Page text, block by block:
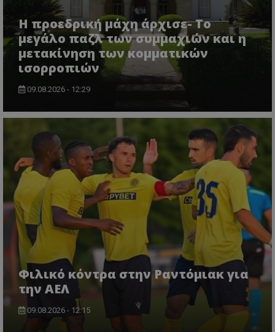
Η προεδρική μάχη άρχισε- Το
μεγάλο παζλ των συμμαχιών και η
μετακίνηση των κομματικών
ισορροπιών
09.08.2026 - 12:29
Φιλικό κόντρα στην Ραντόμιακ για
την ΑΕΛ
09.08.2026 - 12:15